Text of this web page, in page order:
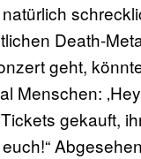
Death-
geht,
Menschen:
gekauft,